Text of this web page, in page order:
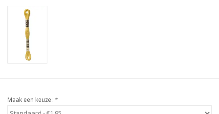
Maak een keuze: *